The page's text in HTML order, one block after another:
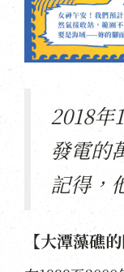
2018年
發電的
記得，
【大潭藻礁